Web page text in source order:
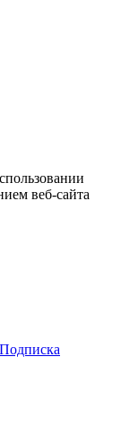
веб-сайта
Подписка